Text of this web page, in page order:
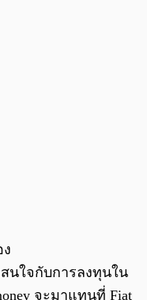
นใจกับการลงทุนใน
จะมาแทนที่ Fiat